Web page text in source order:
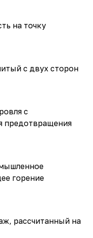
на точку
с двух сторон
с
предотвращения
горение
рассчитанный на